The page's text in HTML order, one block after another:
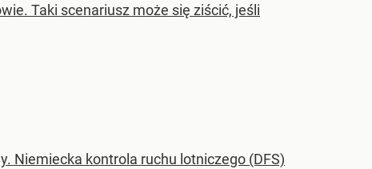
Taki scenariusz może się ziścić, jeśli
Niemiecka kontrola ruchu lotniczego (DFS)